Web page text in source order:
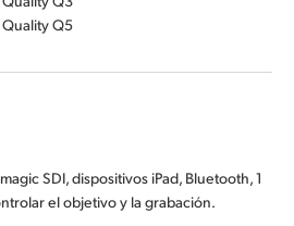
Quality Q5
SDI, dispositivos iPad, Bluetooth, 1
el objetivo y la grabación.